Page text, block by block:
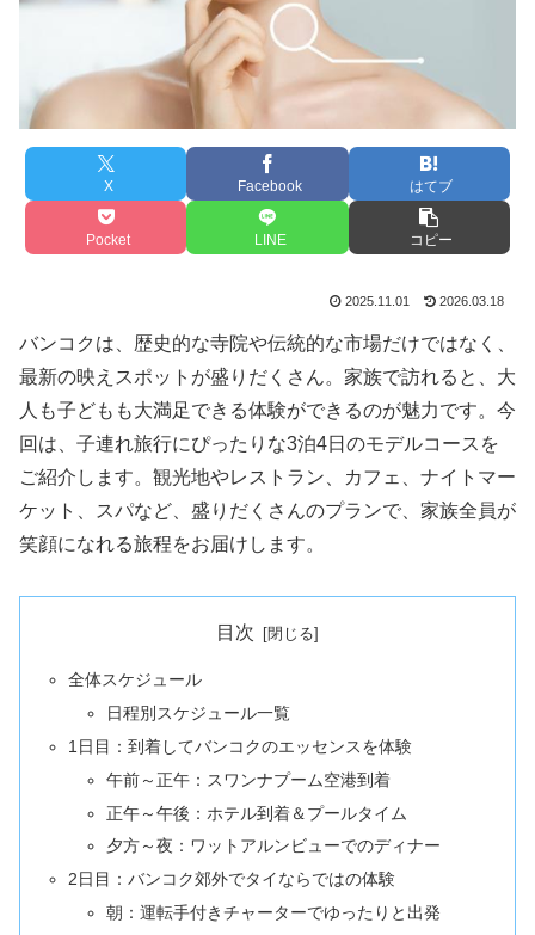
X Facebook はてブ
Pocket LINE コピー
2025.11.01 2026.03.18
バンコクは、歴史的な寺院や伝統的な市場だけではなく、
最新の映えスポットが盛りだくさん。家族で訪れると、大
人も子どもも大満足できる体験ができるのが魅力です。今
回は、子連れ旅行にぴったりな3泊4日のモデルコースを
ご紹介します。観光地やレストラン、カフェ、ナイトマー
ケット、スパなど、盛りだくさんのプランで、家族全員が
笑顔になれる旅程をお届けします。
目次
全体スケジュール
日程別スケジュール一覧
1日目：到着してバンコクのエッセンスを体験
午前～正午：スワンナプーム空港到着
正午～午後：ホテル到着＆プールタイム
夕方～夜：ワットアルンビューでのディナー
2日目：バンコク郊外でタイならではの体験
朝：運転手付きチャーターでゆったりと出発